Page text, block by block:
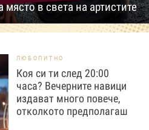
в света на артистите
ЛЮБОПИТНО
Коя си ти след 20:00
часа? Вечерните навици
издават много повече,
отколкото предполагаш